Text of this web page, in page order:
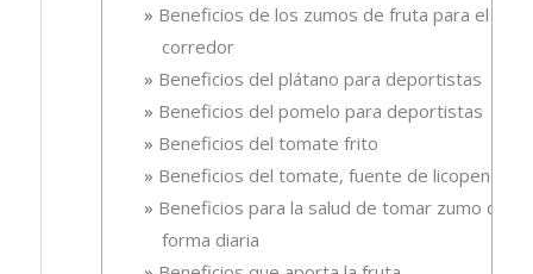
Beneficios de los zumos de fruta para el
corredor
Beneficios del plátano para deportistas
Beneficios del pomelo para deportistas
Beneficios del tomate frito
Beneficios del tomate, fuente de licopeno
Beneficios para la salud de tomar zumo de
forma diaria